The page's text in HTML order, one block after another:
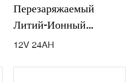
Перезаряжаемый
Литий-Ионный
Аккумулятор 12 В, 24
12V 24AH